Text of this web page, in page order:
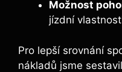
Možnost
jízdní
Pro lepší srovnání
nákladů jsme